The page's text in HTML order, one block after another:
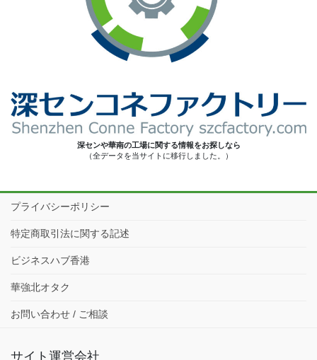
深センや華南の工場に関する情報をお探しなら
（全データを当サイトに移行しました。）
プライバシーポリシー
特定商取引法に関する記述
ビジネスハブ香港
華強北オタク
お問い合わせ / ご相談
サイト運営会社